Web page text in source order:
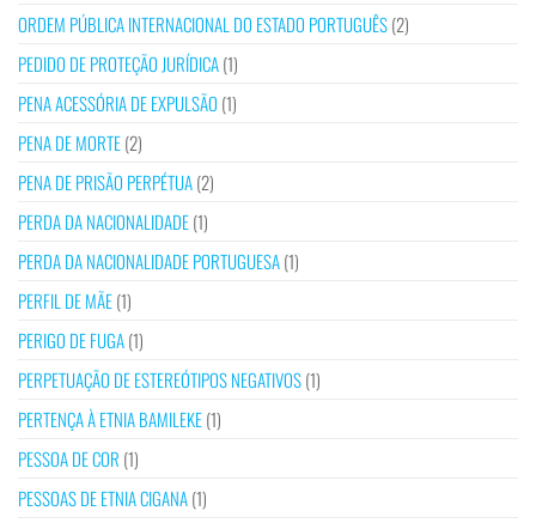
ORDEM PÚBLICA INTERNACIONAL DO ESTADO PORTUGUÊS(2)
PEDIDO DE PROTEÇÃO JURÍDICA(1)
PENA ACESSÓRIA DE EXPULSÃO (1)
PENA DE MORTE(2)
PENA DE PRISÃO PERPÉTUA(2)
PERDA DA NACIONALIDADE(1)
PERDA DA NACIONALIDADE PORTUGUESA(1)
PERFIL DE MÃE(1)
PERIGO DE FUGA(1)
PERPETUAÇÃO DE ESTEREÓTIPOS NEGATIVOS(1)
PERTENÇA À ETNIA BAMILEKE(1)
PESSOA DE COR (1)
PESSOAS DE ETNIA CIGANA(1)